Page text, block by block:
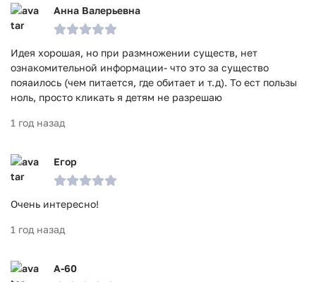
Анна Валерьевна
Идея хорошая, но при размножении существ, нет
ознакомительной информации- что это за существо
пояаилось (чем питается, где обитает и т.д). То ест пользы
ноль, просто кликать я детям не разрешаю
1 год назад
Егор
Очень интересно!
1 год назад
A-60